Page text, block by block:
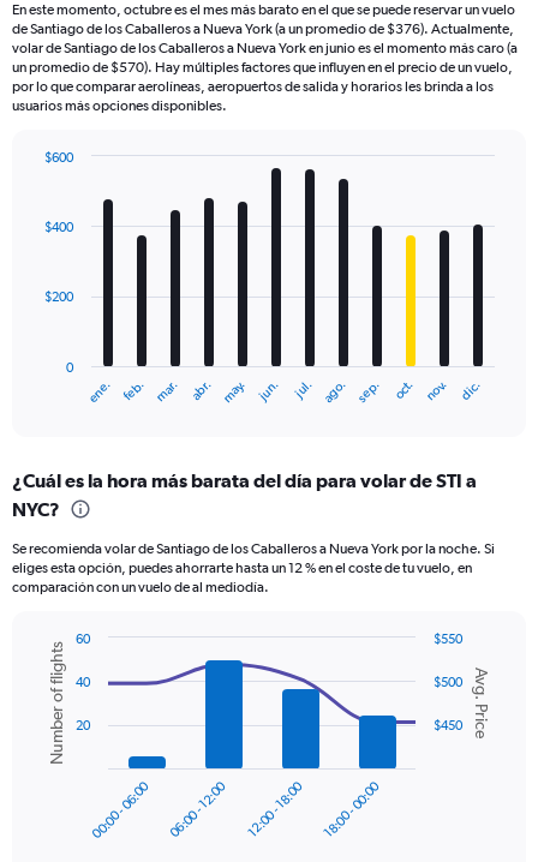
En este momento, octubre es el mes más barato en el que se puede reservar un vuelo
de Santiago de los Caballeros a Nueva York (a un promedio de $376). Actualmente,
volar de Santiago de los Caballeros a Nueva York en junio es el momento más caro (a
un promedio de $570). Hay múltiples factores que influyen en el precio de un vuelo,
por lo que comparar aerolíneas, aeropuertos de salida y horarios les brinda a los
usuarios más opciones disponibles.
with
12
The
Range:
12
The
chart
has
axis
displaying
values.
Range:
ene. feb. mar. abr. may. jun. jul. ago. sep. oct. nov. dic.
0
$200
$400
$600
¿Cuál es la hora más barata del día para volar de STI a
NYC?
Se recomienda volar de Santiago de los Caballeros a Nueva York por la noche. Si
eliges esta opción, puedes ahorrarte hasta un 12 % en el coste de tu vuelo, en
comparación con un vuelo de al mediodía.
Combination
chart
with
data
series.
Chart
graphic.
Avg. Price
Number of flights
00:00 - 06:00 06:00 - 12:00 12:00 - 18:00 18:00 - 00:00
$450
$500
$550
20
40
60